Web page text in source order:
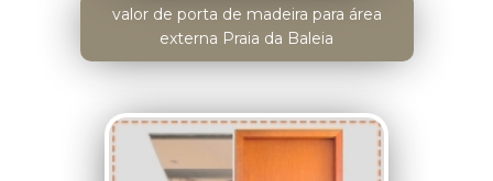
valor de porta de madeira para área
externa Praia da Baleia